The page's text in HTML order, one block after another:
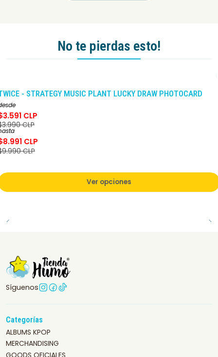
No te pierdas esto!
- STRATEGY MUSIC PLANT LUCKY DRAW PHOTOCARD
CLP
CLP
CLP
CLP
Ver opciones
Síguenos
Categorías
ALBUMS KPOP
MERCHANDISING
GOODS OFICIALES